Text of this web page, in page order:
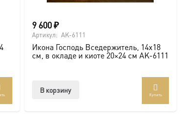
9 600₽
Артикул: AK-6111
Икона Господь Вседержитель, 14х18
см, в окладе и киоте 20×24 см AK-6111
В корзину
Купить